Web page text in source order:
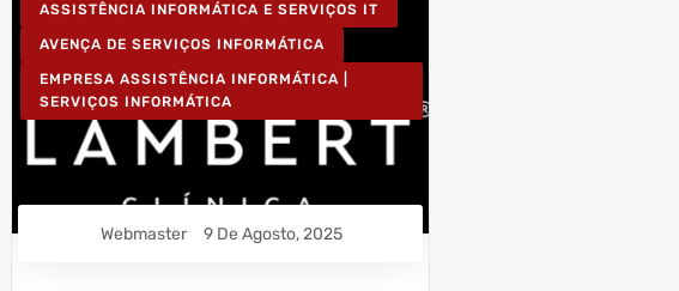
ASSISTÊNCIA INFORMÁTICA E SERVIÇOS IT
AVENÇA DE SERVIÇOS INFORMÁTICA
EMPRESA ASSISTÊNCIA INFORMÁTICA |
SERVIÇOS INFORMÁTICA
Webmaster 9 De Agosto, 2025